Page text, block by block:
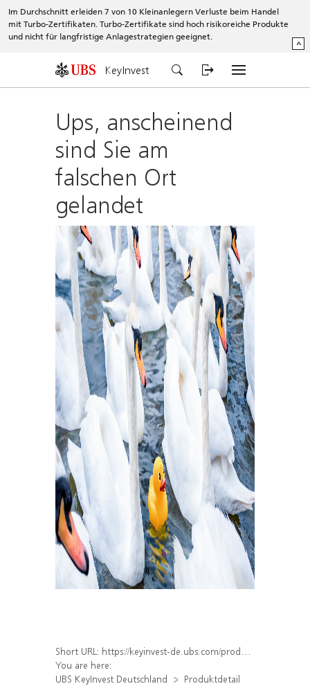
Im Durchschnitt erleiden 7 von 10 Kleinanlegern Verluste beim Handel
mit Turbo-Zertifikaten. Turbo-Zertifikate sind hoch risikoreiche Produkte
und nicht für langfristige Anlagestrategien geeignet.
^
KeyInvest
Ups, anscheinend
sind Sie am
falschen Ort
gelandet
Short URL: https://keyinvest-de.ubs.com/produkt/detail/index/isin/DE000WA45A74
You are here:
UBS KeyInvest Deutschland
Produktdetail